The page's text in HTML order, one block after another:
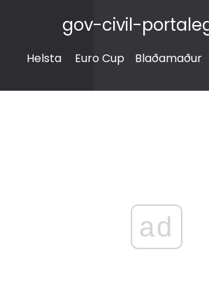
gov-civil-
Helsta Euro Cup Blaðamaður
ad